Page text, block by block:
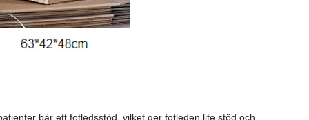
bär ett fotledsstöd, vilket ger fotleden lite stöd och